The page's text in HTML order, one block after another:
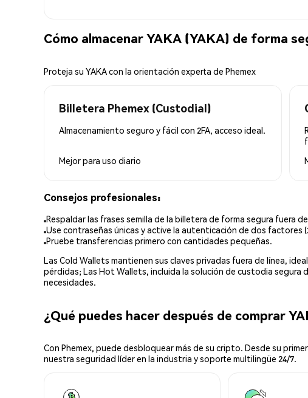
Cómo almacenar YAKA (YAKA) de forma
Proteja su YAKA con la orientación experta de Phemex
Billetera Phemex (Custodial)
Almacenamiento seguro y fácil con 2FA, acceso ideal.
Mejor para uso diario
Consejos profesionales:
Respaldar las frases semilla de la billetera de forma segura fuera
Use contraseñas únicas y active la autenticación de dos factores
Pruebe transferencias primero con cantidades pequeñas.
Las Cold Wallets mantienen sus claves privadas fuera de línea,
pérdidas; Las Hot Wallets, incluida la solución de custodia segura
necesidades.
¿Qué puedes hacer después de comprar
Con Phemex, puede desbloquear más de su cripto. Desde su
nuestra seguridad líder en la industria y soporte multilingüe 24/7.